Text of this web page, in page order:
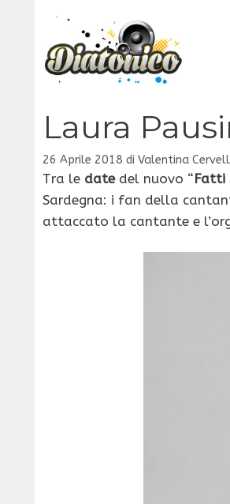
contenuto
Laura
26 Aprile 2018 di Valentina
Tra le datedel nuovo “Fatti
Sardegna: i fan della
attaccato la cantante e